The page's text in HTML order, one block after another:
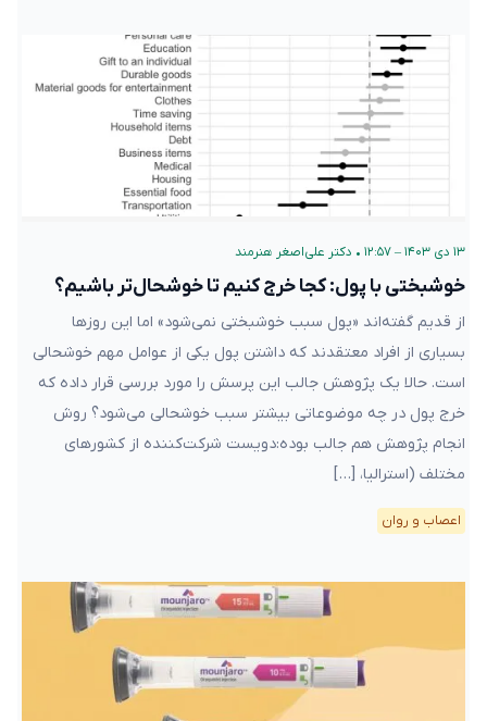
۱۳ دی ۱۴۰۳ – ۱۲:۵۷ • دکتر علی‌اصغر هنرمند
خوشبختی با پول: کجا خرج کنیم تا خوشحال‌تر باشیم؟
از قدیم گفته‌اند «پول سبب خوشبختی نمی‌شود» اما این روزها
بسیاری از افراد معتقدند که داشتن پول یکی از عوامل مهم خوشحالی
است. حالا یک پژوهش جالب این پرسش را مورد بررسی قرار داده که
خرج پول در چه موضوعاتی بیشتر سبب خوشحالی می‌شود؟ روش
انجام پژوهش هم جالب بوده:دویست شرکت‌کننده از کشورهای
مختلف (استرالیا، […]
اعصاب و روان